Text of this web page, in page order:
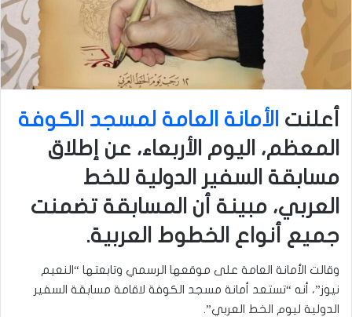
أعلنت الأمانة العامة لمسجد الكوفة
المعظم، اليوم الأربعاء، عن إطلاق
مسابقة السفير الدولية للخط
العربي، مبينة أن المسابقة تضمنت
جميع أنواع الخطوط العربية.
وقالت الأمانة العامة على موقعها الرسمي وتابعتها “النعيم
نيوز”، أنه “تستعد أمانة مسجد الكوفة لاقامة مسابقة السفير
الدولية ليوم الخط العربي”.